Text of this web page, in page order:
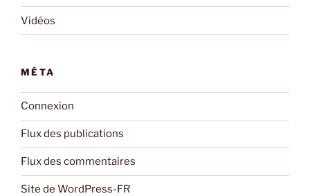
Vidéos
MÉTA
Connexion
Flux des publications
Flux des commentaires
Site de WordPress-FR